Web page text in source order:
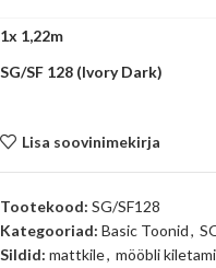
1x
SG/SF 128 (Ivory Dark)
Lisa soovinimekirja
Tootekood: SG/SF128
Kategooriad: Basic Toonid,
Sildid: mattkile, mööbli